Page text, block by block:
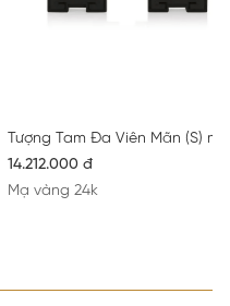
Tượng Tam Đa Viên Mãn (S)
14.212.000 đ
Mạ vàng 24k